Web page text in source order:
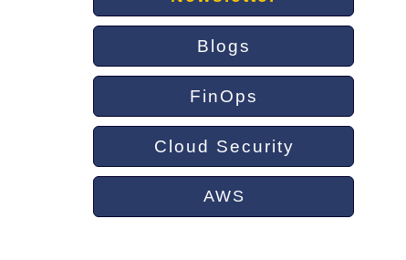
Blogs
FinOps
Cloud Security
AWS